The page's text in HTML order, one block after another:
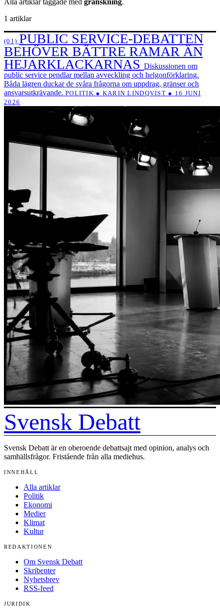
Alla artiklar taggade med granskning.
1 artiklar
(01) PUBLIC SERVICE-DEBATTEN
BEHÖVER BÄTTRE RAMAR ÄN
HEJARKLACKARNAS Diskussionen om
public service pendlar mellan avveckling och helgonförklaring.
Båda lägren duckar de svåra frågorna om uppdrag, gränser och
ansvarsutkrävande. POLITIK ● KARIN LINDQVIST ● 16 JUNI
2026
Svensk Debatt
Svensk Debatt är en oberoende debattsajt med opinion, analys och
samhällsfrågor. Fristående från alla mediehus.
INNEHÅLL
Alla artiklar
Politik
Ekonomi
Medier
Klimat
Kultur
REDAKTIONEN
Om Svensk Debatt
Skribenter
Nyhetsbrev
RSS-feed
JURIDIK